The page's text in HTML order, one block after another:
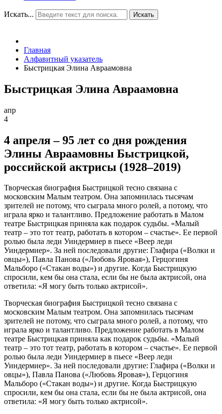
Искать... Искать
Главная
Алфавитный указатель
Быстрицкая Элина Авраамовна
Быстрицкая Элина Авраамовна
апр
4
4 апреля – 95 лет со дня рождения
Элины Авраамовны Быстрицкой,
российской актрисы (1928–2019)
Творческая биография Быстрицкой тесно связана с
московским Малым театром. Она запомнилась тысячам
зрителей не потому, что сыграла много ролей, а потому, что
играла ярко и талантливо. Предложение работать в Малом
театре Быстрицкая приняла как подарок судьбы. «Малый
театр – это тот театр, работать в котором – счастье». Ее первой
ролью была леди Уиндермиер в пьесе «Веер леди
Уиндермиер». За ней последовали другие: Глафира («Волки и
овцы»), Павла Панова («Любовь Яровая»), Герцогиня
Мальборо («Стакан воды») и другие. Когда Быстрицкую
спросили, кем бы она стала, если бы не была актрисой, она
ответила: «Я могу быть только актрисой».
Творческая биография Быстрицкой тесно связана с
московским Малым театром. Она запомнилась тысячам
зрителей не потому, что сыграла много ролей, а потому, что
играла ярко и талантливо. Предложение работать в Малом
театре Быстрицкая приняла как подарок судьбы. «Малый
театр – это тот театр, работать в котором – счастье». Ее первой
ролью была леди Уиндермиер в пьесе «Веер леди
Уиндермиер». За ней последовали другие: Глафира («Волки и
овцы»), Павла Панова («Любовь Яровая»), Герцогиня
Мальборо («Стакан воды») и другие. Когда Быстрицкую
спросили, кем бы она стала, если бы не была актрисой, она
ответила: «Я могу быть только актрисой».